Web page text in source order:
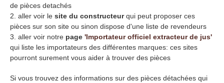
de pièces detachés
aller voir le site du constructeurqui peut proposer ces
pièces sur son site ou sinon dispose d'une liste de revendeurs
aller voir notre page 'Importateur officiel extracteur de jus'
qui liste les importateurs des différentes marques: ces sites
pourront surement vous aider à trouver des pièces
Si vous trouvez des informations sur des pièces détachées qui